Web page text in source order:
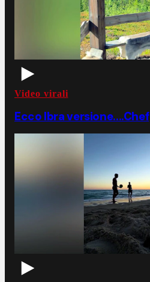
Video virali
Ecco Ibra versione....Chef